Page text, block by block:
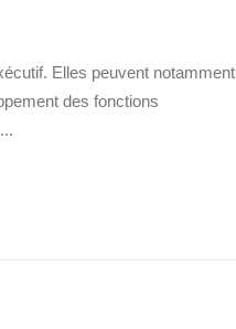
Elles peuvent notamment
des fonctions